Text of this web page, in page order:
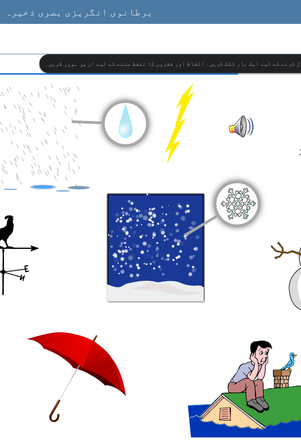
برطانوی انگریزی بصری ذخیرہ
کرنے کے لیے ایک بار کلک کریں۔ الفاظ اور فقروں کا تلفظ سننے کے لیے ان پر ہوور کریں۔